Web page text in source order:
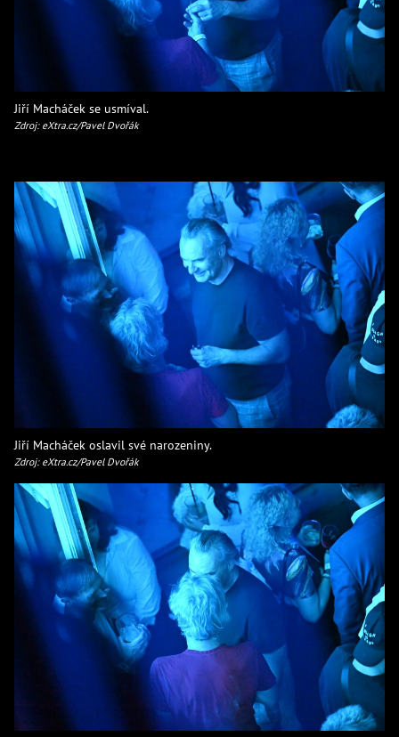
Jiří Macháček se usmíval.
Zdroj: eXtra.cz/Pavel Dvořák
Jiří Macháček oslavil své narozeniny.
Zdroj: eXtra.cz/Pavel Dvořák